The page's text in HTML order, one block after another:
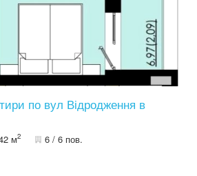
по вул Відродження в
м2 6 / 6 пов.